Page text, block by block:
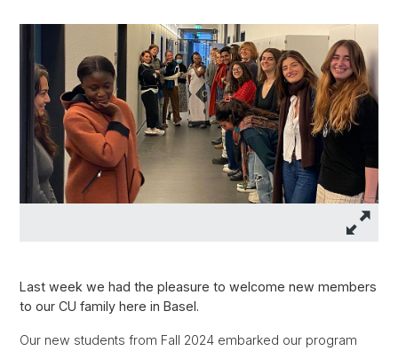
Last week we had the pleasure to welcome new members
to our CU family here in Basel.
Our new students from Fall 2024 embarked our program